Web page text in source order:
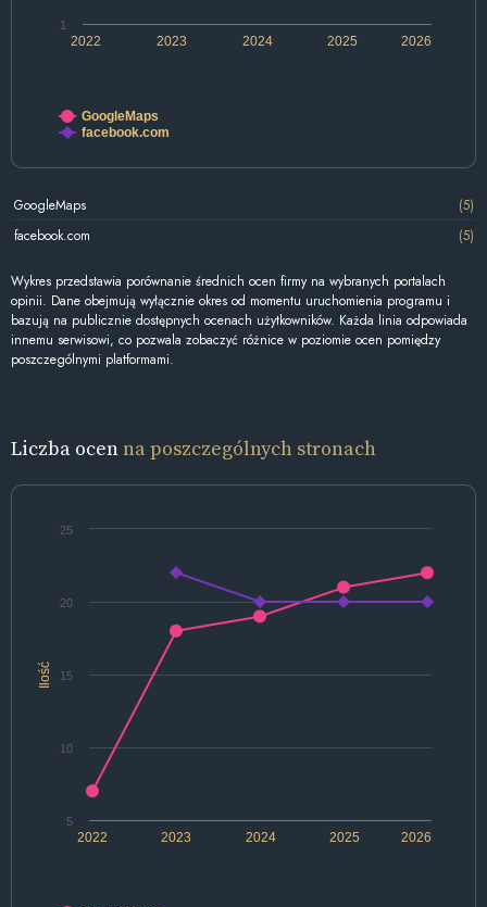
2022 2024 2026
2023 2025
1
GoogleMaps
facebook.com
GoogleMaps
(5)
facebook.com
(5)
Wykres przedstawia porównanie średnich ocen firmy na wybranych portalach
opinii. Dane obejmują wyłącznie okres od momentu uruchomienia programu i
bazują na publicznie dostępnych ocenach użytkowników. Każda linia odpowiada
innemu serwisowi, co pozwala zobaczyć różnice w poziomie ocen pomiędzy
poszczególnymi platformami.
Liczba ocenna poszczególnych stronach
Ilość
2022 2024 2026
2023 2025
5
10
15
20
25